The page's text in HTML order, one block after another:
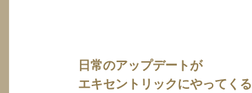
日常のアップデートが
エキセントリックにやってくる